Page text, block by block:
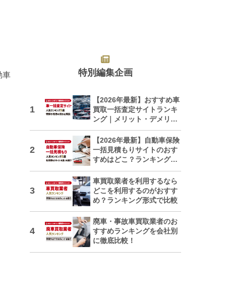
車 特別編集企画
【2026年最新】おすすめ車
買取一括査定サイトランキ
ング｜メリット・デメリッ
トも解説
【2026年最新】自動車保険
一括見積もりサイトのおす
すめはどこ？ランキングで
車買取業者を利用するなら
どこを利用するのがおすす
め？ランキング形式で比較
廃車・事故車買取業者のお
すすめランキングを会社別
に徹底比較！